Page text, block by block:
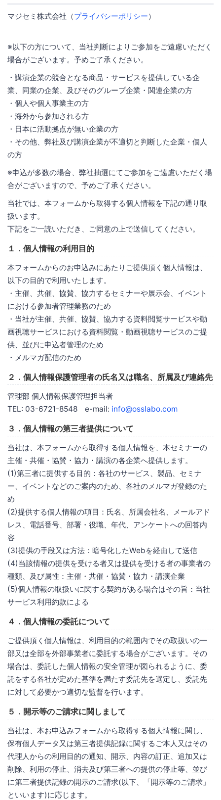
マジセミ株式会社（プライバシーポリシー）
※以下の方について、当社判断によりご参加をご遠慮いただく
場合がございます。予めご了承ください。
・講演企業の競合となる商品・サービスを提供している企
業、同業の企業、及びそのグループ企業・関連企業の方
・個人や個人事業主の方
・海外から参加される方
・日本に活動拠点が無い企業の方
・その他、弊社及び講演企業が不適切と判断した企業・個人
の方
※申込が多数の場合、弊社抽選にてご参加をご遠慮いただく場
合がございますので、予めご了承ください。
当社では、本フォームから取得する個人情報を下記の通り取
扱います。
下記をご一読いただき、ご同意の上で送信してください。
１．個人情報の利用目的
本フォームからのお申込みにあたりご提供頂く個人情報は、
以下の目的で利用いたします。
・主催、共催、協賛、協力するセミナーや展示会、イベント
における参加者管理業務のため
・当社が主催、共催、協賛、協力する資料閲覧サービスや動
画視聴サービスにおける資料閲覧・動画視聴サービスのご提
供、並びに申込者管理のため
・メルマガ配信のため
２．個人情報保護管理者の氏名又は職名、所属及び連絡先
管理部 個人情報保護管理担当者
TEL: 03-6721-8548 e-mail: info@osslabo.com
３．個人情報の第三者提供について
当社は、本フォームから取得する個人情報を、本セミナーの
主催・共催・協賛・協力・講演の各企業へ提供します。
(1)第三者に提供する目的：各社のサービス、製品、セミナ
ー、イベントなどのご案内のため、各社のメルマガ登録のた
め
(2)提供する個人情報の項目：氏名、所属会社名、メールアド
レス、電話番号、部署・役職、年代、アンケートへの回答内
容
(3)提供の手段又は方法：暗号化したWebを経由して送信
(4)当該情報の提供を受ける者又は提供を受ける者の事業者の
種類、及び属性：主催・共催・協賛・協力・講演企業
(5)個人情報の取扱いに関する契約がある場合はその旨：当社
サービス利用約款による
４．個人情報の委託について
ご提供頂く個人情報は、利用目的の範囲内でその取扱いの一
部又は全部を外部事業者に委託する場合がございます。その
場合は、委託した個人情報の安全管理が図られるように、委
託をする各社が定めた基準を満たす委託先を選定し、委託先
に対して必要かつ適切な監督を行います。
５．開示等のご請求に関しまして
当社は、本お申込みフォームから取得する個人情報に関し、
保有個人データ又は第三者提供記録に関するご本人又はその
代理人からの利用目的の通知、開示、内容の訂正、追加又は
削除、利用の停止、消去及び第三者への提供の停止等、並び
に第三者提供記録の開示のご請求(以下、「開示等のご請求」
といいます)に応じます。